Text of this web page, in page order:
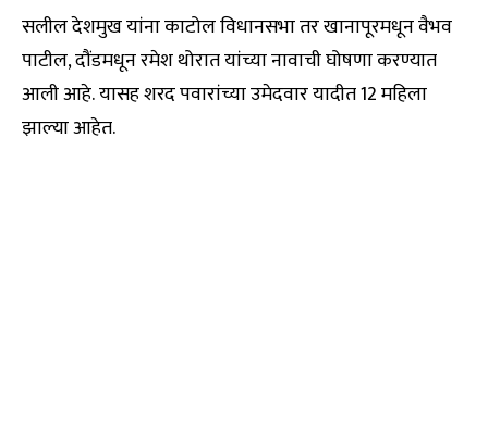
सलील देशमुख यांना काटोल विधानसभा तर खानापूरमधून वैभव
पाटील, दौंडमधून रमेश थोरात यांच्या नावाची घोषणा करण्यात
आली आहे. यासह शरद पवारांच्या उमेदवार यादीत 12 महिला
झाल्या आहेत.